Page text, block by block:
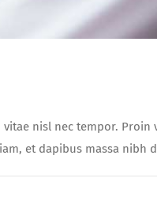
nisl nec tempor. Proin
et dapibus massa nibh